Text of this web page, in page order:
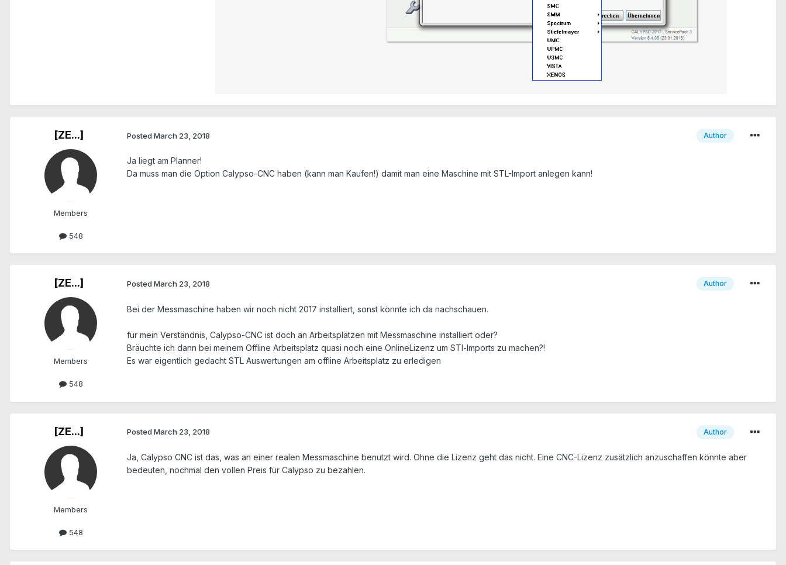
[ZE...]
Members
548
Author
Posted March 23, 2018
Ja liegt am Planner!
Da muss man die Option Calypso-CNC haben (kann man Kaufen!) damit man eine Maschine mit STL-Import anlegen kann!
[ZE...]
Members
548
Author
Posted March 23, 2018
Bei der Messmaschine haben wir noch nicht 2017 installiert, sonst könnte ich da nachschauen.
für mein Verständnis, Calypso-CNC ist doch an Arbeitsplätzen mit Messmaschine installiert oder?
Bräuchte ich dann bei meinem Offline Arbeitsplatz quasi noch eine OnlineLizenz um STl-Imports zu machen?!
Es war eigentlich gedacht STL Auswertungen am offline Arbeitsplatz zu erledigen
[ZE...]
Members
548
Author
Posted March 23, 2018
Ja, Calypso CNC ist das, was an einer realen Messmaschine benutzt wird. Ohne die Lizenz geht das nicht. Eine CNC-Lizenz zusätzlich anzuschaffen könnte aber
bedeuten, nochmal den vollen Preis für Calypso zu bezahlen.